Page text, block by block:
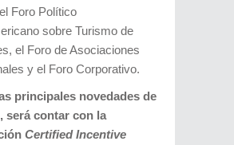
Foro Político
sobre Turismo de
el Foro de Asociaciones
y el Foro Corporativo.
principales novedades de
será contar con la
Certified Incentive